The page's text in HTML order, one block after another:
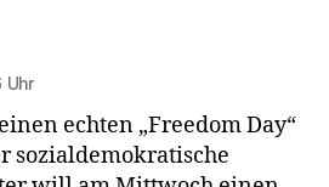
Uhr
echten „Freedom Day“
sozialdemokratische